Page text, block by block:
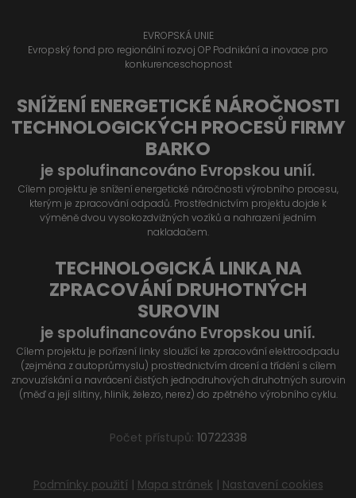
EVROPSKÁ UNIE
Evropský fond pro regionální rozvoj OP Podnikání a inovace pro
konkurenceschopnost
SNÍŽENÍ ENERGETICKÉ NÁROČNOSTI
TECHNOLOGICKÝCH PROCESŮ FIRMY
BARKO
je spolufinancováno Evropskou unií.
Cílem projektu je snížení energetické náročnosti výrobního procesu,
kterým je zpracování odpadů. Prostřednictvím projektu dojde k
výměně dvou vysokozdvižných vozíků a nahrazení jedním
nakladačem.
TECHNOLOGICKÁ LINKA NA
ZPRACOVÁNÍ DRUHOTNÝCH
SUROVIN
je spolufinancováno Evropskou unií.
Cílem projektu je pořízení linky sloužící ke zpracování elektroodpadu
(zejména z autoprůmyslu) prostřednictvím drcení a třídění s cílem
znovuzískání a navrácení čistých jednodruhových druhotných surovin
(měď a její slitiny, hliník, železo, nerez) do zpětného výrobního cyklu.
Počet přístupů: 10722338
Podmínky použití | Mapa stránek | Nastavení cookies